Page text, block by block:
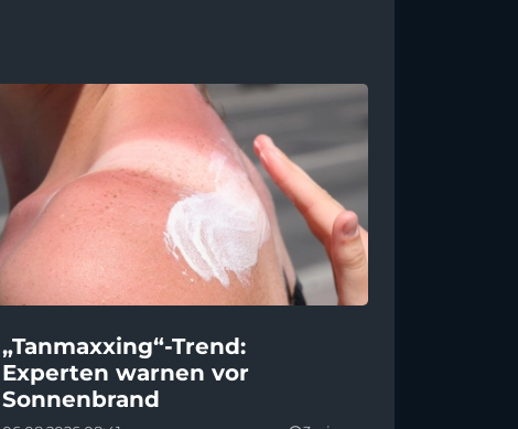
„Tanmaxxing“-Trend:
Experten warnen vor
Sonnenbrand